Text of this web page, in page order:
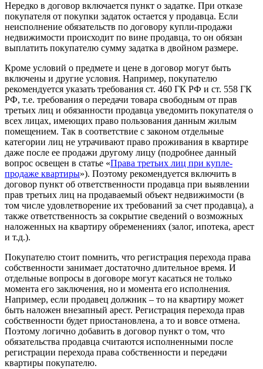
Нередко в договор включается пункт о задатке. При отказе
покупателя от покупки задаток остается у продавца. Если
неисполнение обязательств по договору купли-продажи
недвижимости происходит по вине продавца, то он обязан
выплатить покупателю сумму задатка в двойном размере.
Кроме условий о предмете и цене в договор могут быть
включены и другие условия. Например, покупателю
рекомендуется указать требования ст. 460 ГК РФ и ст. 558 ГК
РФ, т.е. требования о передачи товара свободным от прав
третьих лиц и обязанности продавца уведомить покупателя о
всех лицах, имеющих право пользования данным жилым
помещением. Так в соответствие с законом отдельные
категории лиц не утрачивают право проживания в квартире
даже после ее продажи другому лицу (подробнее данный
вопрос освещен в статье «Права третьих лиц при купле-
продаже квартиры»). Поэтому рекомендуется включить в
договор пункт об ответственности продавца при выявлении
прав третьих лиц на продаваемый объект недвижимости (в
том числе удовлетворение их требований за счет продавца), а
также ответственность за сокрытие сведений о возможных
наложенных на квартиру обременениях (залог, ипотека, арест
и т.д.).
Покупателю стоит помнить, что регистрация перехода права
собственности занимает достаточно длительное время. И
отдельные вопросы в договоре могут касаться не только
момента его заключения, но и момента его исполнения.
Например, если продавец должник – то на квартиру может
быть наложен внезапный арест. Регистрация перехода прав
собственности будет приостановлена, а то и вовсе отмена.
Поэтому логично добавить в договор пункт о том, что
обязательства продавца считаются исполненными после
регистрации перехода права собственности и передачи
квартиры покупателю.